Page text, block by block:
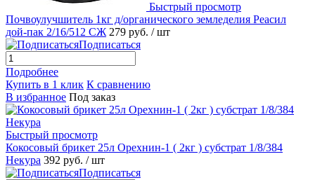
Быстрый просмотр
Почвоулучшитель 1кг д/органического земледелия Реасил
дой-пак 2/16/512 СЖ 279 руб. / шт
Подписаться
Подробнее
Купить в 1 клик К сравнению
В избранное Под заказ
Быстрый просмотр
Кокосовый брикет 25л Орехнин-1 ( 2кг ) субстрат 1/8/384
Некура 392 руб. / шт
Подписаться